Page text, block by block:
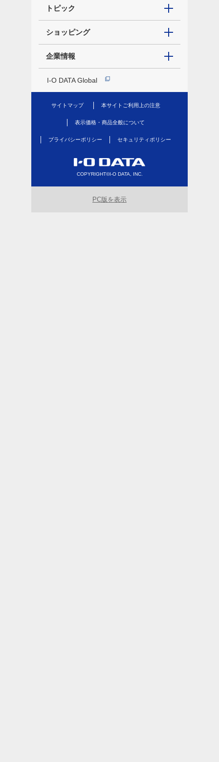
トピック
ショッピング
企業情報
I-O DATA Global
サイトマップ 本サイトご利用上の注意
表示価格・商品全般について
プライバシーポリシー セキュリティポリシー
COPYRIGHT©I-O DATA, INC.
PC版を表示